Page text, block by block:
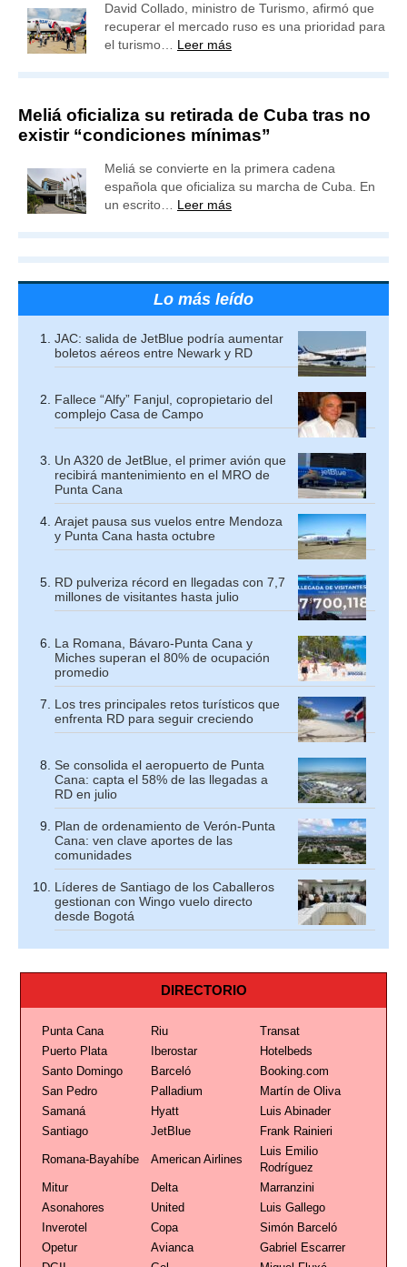
David Collado, ministro de Turismo, afirmó que
recuperar el mercado ruso es una prioridad para
el turismo… Leer más
Meliá oficializa su retirada de Cuba tras no
existir “condiciones mínimas”
Meliá se convierte en la primera cadena
española que oficializa su marcha de Cuba. En
un escrito… Leer más
Lo más leído
JAC: salida de JetBlue podría aumentar
boletos aéreos entre Newark y RD
Fallece “Alfy” Fanjul, copropietario del
complejo Casa de Campo
Un A320 de JetBlue, el primer avión que
recibirá mantenimiento en el MRO de
Punta Cana
Arajet pausa sus vuelos entre Mendoza
y Punta Cana hasta octubre
RD pulveriza récord en llegadas con 7,7
millones de visitantes hasta julio
La Romana, Bávaro-Punta Cana y
Miches superan el 80% de ocupación
promedio
Los tres principales retos turísticos que
enfrenta RD para seguir creciendo
Se consolida el aeropuerto de Punta
Cana: capta el 58% de las llegadas a
RD en julio
Plan de ordenamiento de Verón-Punta
Cana: ven clave aportes de las
comunidades
Líderes de Santiago de los Caballeros
gestionan con Wingo vuelo directo
desde Bogotá
DIRECTORIO
Punta Cana Riu
Transat
Puerto Plata
Iberostar
Hotelbeds
Santo Domingo
Barceló
Booking.com
San Pedro
Palladium
Martín de Oliva
Samaná
Hyatt
Luis Abinader
Santiago
JetBlue Frank Rainieri
Romana-Bayahíbe American Airlines
Luis Emilio
Rodríguez
Mitur
Delta
Marranzini
Asonahores
United
Luis Gallego
Inverotel
Copa
Simón Barceló
Opetur
Avianca
Gabriel Escarrer